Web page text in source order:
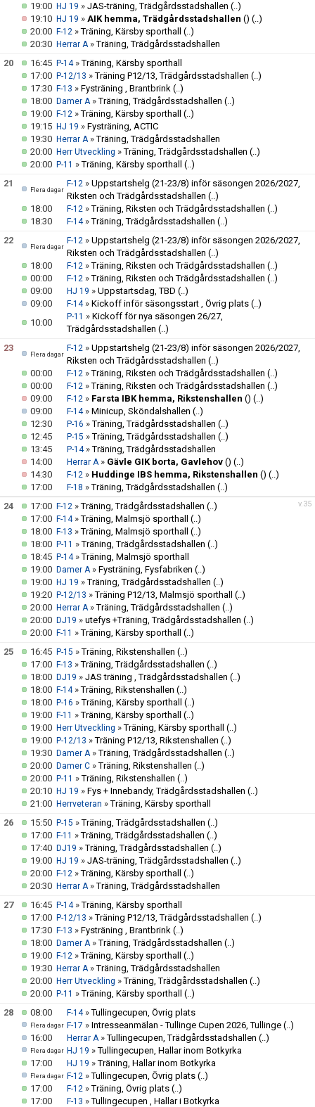
19:00 HJ 19 » JAS-träning, Trädgårdsstadshallen (..)
19:10 HJ 19 » AIK hemma, Trädgårdsstadshallen () (..)
20:00 F-12 »Träning, Kärsby sporthall (..)
20:30 Herrar A»Träning, Trädgårdsstadshallen
20
16:45 P-14»Träning, Kärsby sporthall
17:00 P-12/13 »Träning P12/13, Trädgårdsstadshallen (..)
17:30 F-13 » Fysträning , Brantbrink (..)
18:00 Damer A»Träning, Trädgårdsstadshallen (..)
19:00 F-12 »Träning, Kärsby sporthall (..)
19:15 HJ 19 » Fysträning, ACTIC
19:30 Herrar A»Träning, Trädgårdsstadshallen
20:00 Herr Utveckling »Träning, Trädgårdsstadshallen (..)
20:00 P-11 »Träning, Kärsby sporthall (..)
21
Flera dagar
F-12 » Uppstartshelg (21-23/8) inför säsongen 2026/2027,
Riksten och Trädgårdsstadshallen (..)
18:00
F-12 »Träning, Riksten och Trädgårdsstadshallen (..)
18:30
F-14»Träning, Trädgårdsstadshallen (..)
22
Flera dagar
F-12 » Uppstartshelg (21-23/8) inför säsongen 2026/2027,
Riksten och Trädgårdsstadshallen (..)
18:00
F-12 »Träning, Riksten och Trädgårdsstadshallen (..)
00:00
F-12 »Träning, Riksten och Trädgårdsstadshallen (..)
09:00
HJ 19 » Uppstartsdag, TBD (..)
09:00
F-14» Kickoff inför säsongsstart , Övrig plats (..)
10:00
P-11 » Kickoff för nya säsongen 26/27,
Trädgårdsstadshallen (..)
23
Flera dagar
F-12 » Uppstartshelg (21-23/8) inför säsongen 2026/2027,
Riksten och Trädgårdsstadshallen (..)
00:00
F-12 »Träning, Riksten och Trädgårdsstadshallen (..)
00:00
F-12 »Träning, Riksten och Trädgårdsstadshallen (..)
09:00
F-12 » Farsta IBK hemma, Rikstenshallen () (..)
09:00
F-14» Minicup, Sköndalshallen (..)
12:30
P-16 »Träning, Trädgårdsstadshallen (..)
12:45
P-15 »Träning, Trädgårdsstadshallen (..)
13:45
P-14»Träning, Trädgårdsstadshallen
14:00
Herrar A» Gävle GIK borta, Gavlehov () (..)
14:30
F-12 » Huddinge IBS hemma, Rikstenshallen () (..)
17:00
F-18 »Träning, Trädgårdsstadshallen (..)
v.35
24 17:00 F-12 »Träning, Trädgårdsstadshallen (..)
17:00 F-14»Träning, Malmsjö sporthall (..)
18:00 F-13 »Träning, Malmsjö sporthall (..)
18:00 P-11 »Träning, Trädgårdsstadshallen (..)
18:45 P-14»Träning, Malmsjö sporthall
19:00 Damer A» Fysträning, Fysfabriken (..)
19:00 HJ 19 »Träning, Trädgårdsstadshallen (..)
19:20 P-12/13 »Träning P12/13, Malmsjö sporthall (..)
20:00 Herrar A»Träning, Trädgårdsstadshallen (..)
20:00 DJ19 » utefys +Träning, Trädgårdsstadshallen (..)
20:00 F-11 »Träning, Kärsby sporthall (..)
25
16:45 P-15 »Träning, Rikstenshallen (..)
17:00 F-13 »Träning, Trädgårdsstadshallen (..)
18:00 DJ19 » JAS träning , Trädgårdsstadshallen (..)
18:00 F-14»Träning, Rikstenshallen (..)
18:00 P-16 »Träning, Kärsby sporthall (..)
19:00 F-11 »Träning, Kärsby sporthall (..)
19:00 Herr Utveckling »Träning, Kärsby sporthall (..)
19:00 P-12/13 »Träning P12/13, Rikstenshallen (..)
19:30 Damer A»Träning, Trädgårdsstadshallen (..)
20:00 Damer C »Träning, Rikstenshallen (..)
20:00 P-11 »Träning, Rikstenshallen (..)
20:10 HJ 19 » Fys + Innebandy, Trädgårdsstadshallen (..)
21:00 Herrveteran »Träning, Kärsby sporthall
26
15:50 P-15 »Träning, Trädgårdsstadshallen (..)
17:00 F-11 »Träning, Trädgårdsstadshallen (..)
17:40 DJ19 »Träning, Trädgårdsstadshallen (..)
19:00 HJ 19 » JAS-träning, Trädgårdsstadshallen (..)
20:00 F-12 »Träning, Kärsby sporthall (..)
20:30 Herrar A»Träning, Trädgårdsstadshallen
27
16:45 P-14»Träning, Kärsby sporthall
17:00 P-12/13 »Träning P12/13, Trädgårdsstadshallen (..)
17:30 F-13 » Fysträning , Brantbrink (..)
18:00 Damer A»Träning, Trädgårdsstadshallen (..)
19:00 F-12 »Träning, Kärsby sporthall (..)
19:30 Herrar A»Träning, Trädgårdsstadshallen
20:00 Herr Utveckling »Träning, Trädgårdsstadshallen (..)
20:00 P-11 »Träning, Kärsby sporthall (..)
28
08:00 F-14»Tullingecupen, Övrig plats
Flera dagar F-17 » Intresseanmälan - Tullinge Cupen 2026, Tullinge (..)
16:00
Herrar A»Tullingecupen, Trädgårdsstadshallen (..)
Flera dagar HJ 19 »Tullingecupen, Hallar inom Botkyrka
17:00
HJ 19 »Träning, Hallar inom Botkyrka
Flera dagar F-12 »Tullingecupen, Övrig plats (..)
17:00
F-12 »Träning, Övrig plats (..)
17:00
F-13 »Tullingecupen , Hallar i Botkyrka